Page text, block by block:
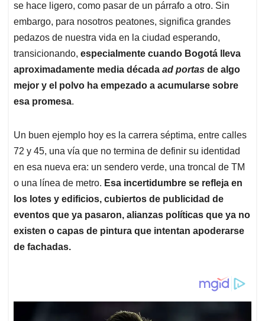
se hace ligero, como pasar de un párrafo a otro. Sin
embargo, para nosotros peatones, significa grandes
pedazos de nuestra vida en la ciudad esperando,
transicionando, especialmente cuando Bogotá lleva
aproximadamente media década ad portas de algo
mejor y el polvo ha empezado a acumularse sobre
esa promesa.
Un buen ejemplo hoy es la carrera séptima, entre calles
72 y 45, una vía que no termina de definir su identidad
en esa nueva era: un sendero verde, una troncal de TM
o una línea de metro. Esa incertidumbre se refleja en
los lotes y edificios, cubiertos de publicidad de
eventos que ya pasaron, alianzas políticas que ya no
existen o capas de pintura que intentan apoderarse
de fachadas.